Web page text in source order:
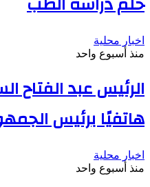
اخبار محلية
منذ أسبوع واحد
الرئيس عبد الفتاح
هاتفيًا برئيس
اخبار محلية
منذ أسبوع واحد